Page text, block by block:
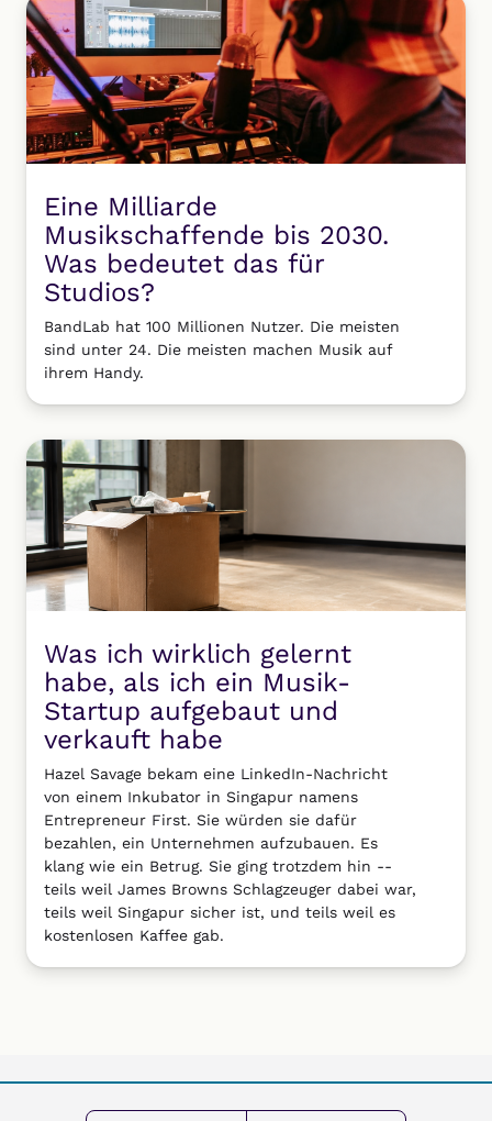
Eine Milliarde
Musikschaffende bis 2030.
Was bedeutet das für
Studios?
BandLab hat 100 Millionen Nutzer. Die meisten
sind unter 24. Die meisten machen Musik auf
ihrem Handy.
Was ich wirklich gelernt
habe, als ich ein Musik-
Startup aufgebaut und
verkauft habe
Hazel Savage bekam eine LinkedIn-Nachricht
von einem Inkubator in Singapur namens
Entrepreneur First. Sie würden sie dafür
bezahlen, ein Unternehmen aufzubauen. Es
klang wie ein Betrug. Sie ging trotzdem hin --
teils weil James Browns Schlagzeuger dabei war,
teils weil Singapur sicher ist, und teils weil es
kostenlosen Kaffee gab.